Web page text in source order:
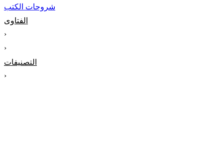
شروحات الكتب
الفتاوى
‹
‹
التصنيفات
‹